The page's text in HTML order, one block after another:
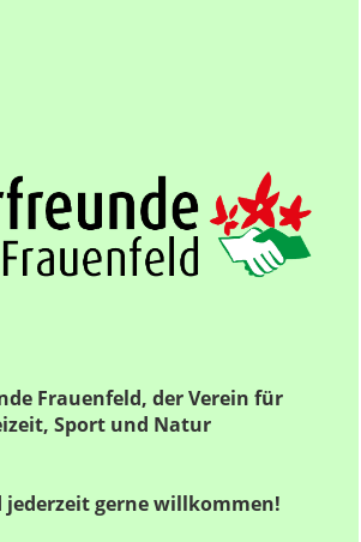
Frauenfeld, der Verein für
Sport und Natur
jederzeit gerne willkommen!